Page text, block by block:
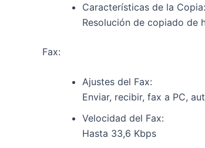
Características de la Copia:
Resolución de copiado de
Fax:
Ajustes del Fax:
Enviar, recibir, fax a PC,
Velocidad del Fax:
Hasta 33,6 Kbps